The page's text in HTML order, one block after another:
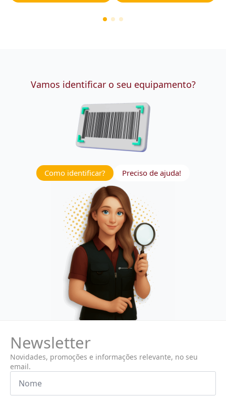
Vamos identificar o seu equipamento?
Como identificar? Preciso de ajuda!
Newsletter
Novidades, promoções e informações relevante, no seu
email.
Nome